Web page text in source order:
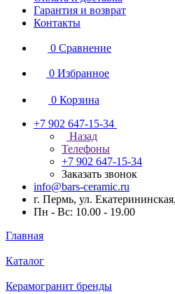
Гарантия и возврат
Контакты
0 Сравнение
0 Избранное
0 Корзина
+7 902 647-15-34
Назад
Телефоны
+7 902 647-15-34
Заказать звонок
info@bars-ceramic.ru
г. Пермь, ул.
Пн - Вс: 10.00 - 19.00
Главная
Каталог
Керамогранит бренды